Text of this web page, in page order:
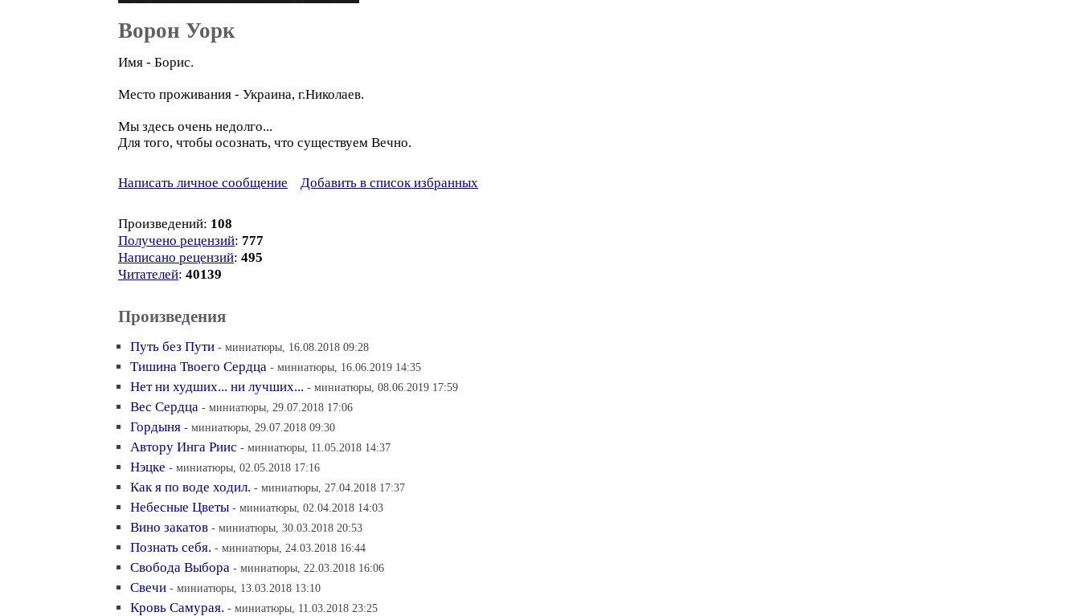
Ворон Уорк
Имя - Борис.
Место проживания - Украина, г.Николаев.
Мы здесь очень недолго...
Для того, чтобы осознать, что существуем Вечно.
Написать личное сообщение Добавить в список избранных
Произведений: 108
Получено рецензий: 777
Написано рецензий: 495
Читателей: 40139
Произведения
Путь без Пути - миниатюры, 16.08.2018 09:28
Тишина Твоего Сердца - миниатюры, 16.06.2019 14:35
Нет ни худших... ни лучших... - миниатюры, 08.06.2019 17:59
Вес Сердца - миниатюры, 29.07.2018 17:06
Гордыня - миниатюры, 29.07.2018 09:30
Автору Инга Риис - миниатюры, 11.05.2018 14:37
Нэцке - миниатюры, 02.05.2018 17:16
Как я по воде ходил. - миниатюры, 27.04.2018 17:37
Небесные Цветы - миниатюры, 02.04.2018 14:03
Вино закатов - миниатюры, 30.03.2018 20:53
Познать себя. - миниатюры, 24.03.2018 16:44
Свобода Выбора - миниатюры, 22.03.2018 16:06
Свечи - миниатюры, 13.03.2018 13:10
Кровь Самурая. - миниатюры, 11.03.2018 23:25